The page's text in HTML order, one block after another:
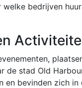
bedrijven
de stad Old
en bevinden zich in